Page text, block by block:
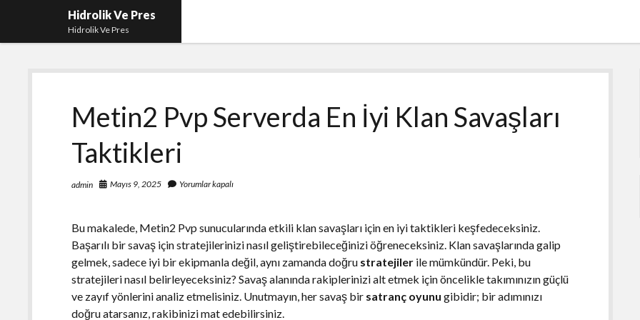
Hidrolik Ve Pres
Hidrolik Ve Pres
Metin2 Pvp Serverda En İyi Klan Savaşları
Taktikleri
admin Mayıs 9, 2025 Yorumlar kapalı
Bu makalede, Metin2 Pvp sunucularında etkili klan savaşları için en iyi taktikleri keşfedeceksiniz.
Başarılı bir savaş için stratejilerinizi nasıl geliştirebileceğinizi öğreneceksiniz. Klan savaşlarında galip
gelmek, sadece iyi bir ekipmanla değil, aynı zamanda doğru stratejiler ile mümkündür. Peki, bu
stratejileri nasıl belirleyeceksiniz? Savaş alanında rakiplerinizi alt etmek için öncelikle takımınızın güçlü
ve zayıf yönlerini analiz etmelisiniz. Unutmayın, her savaş bir satranç oyunu gibidir; bir adımınızı
doğru atarsanız, rakibinizi mat edebilirsiniz.